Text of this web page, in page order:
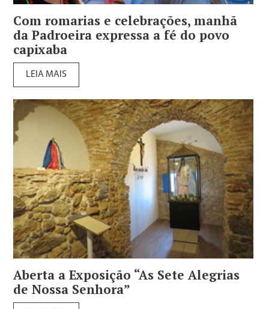
Com romarias e celebrações, manhã
da Padroeira expressa a fé do povo
capixaba
LEIA MAIS
Aberta a Exposição “As Sete Alegrias
de Nossa Senhora”